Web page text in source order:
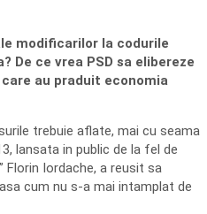
modificarilor la codurile
De ce vrea PSD sa elibereze
au praduit economia
trebuie aflate, mai cu seama
lansata in public de la fel de
Florin Iordache, a reusit sa
cum nu s-a mai intamplat de